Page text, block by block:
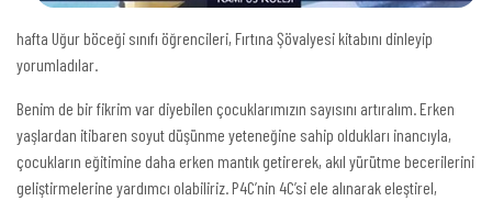
hafta Uğur böceği sınıfı öğrencileri, Fırtına Şövalyesi kitabını dinleyip
yorumladılar.
Benim de bir fikrim var diyebilen çocuklarımızın sayısını artıralım. Erken
yaşlardan itibaren soyut düşünme yeteneğine sahip oldukları inancıyla,
çocukların eğitimine daha erken mantık getirerek, akıl yürütme becerilerini
geliştirmelerine yardımcı olabiliriz. P4C’nin 4C’si ele alınarak eleştirel,